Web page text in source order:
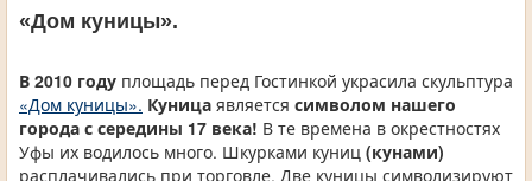
«Дом куницы».
В 2010 году площадь перед Гостинкой украсила скульптура
«Дом куницы». Куница является символом нашего
города с середины 17 века! В те времена в окрестностях
Уфы их водилось много. Шкурками куниц (кунами)
расплачивались при торговле. Две куницы символизируют